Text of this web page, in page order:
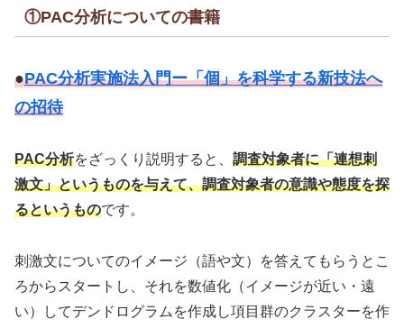
①PAC分析についての書籍
●PAC分析実施法入門ー「個」を科学する新技法へ
の招待
PAC分析をざっくり説明すると、 調査対象者に「連想刺
激文」というものを与えて、調査対象者の意識や態度を探
るというものです。
刺激文についてのイメージ（語や文）を答えてもらうとこ
ろからスタートし、それを数値化（イメージが近い・遠
い）してデンドログラムを作成し項目群のクラスターを作